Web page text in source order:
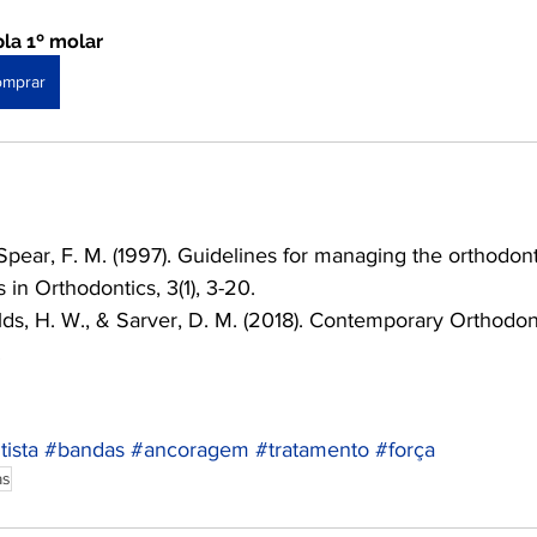
1º molar
F. M. (1997). Guidelines for managing the
in Orthodontics, 3(1), 3-20.
H. W., & Sarver, D. M. (2018). Contemporary
#bandas #ancoragem #tratamento #força